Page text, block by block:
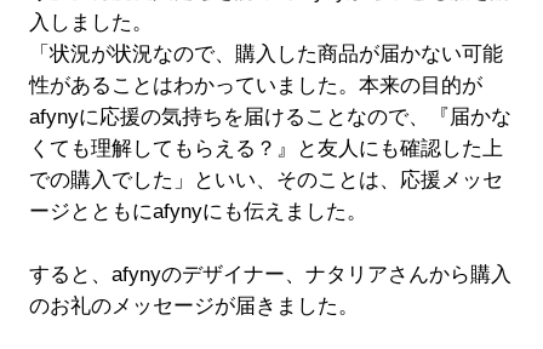
入しました。
「状況が状況なので、購入した商品が届かない可能
性があることはわかっていました。本来の目的が
afynyに応援の気持ちを届けることなので、『届かな
くても理解してもらえる？』と友人にも確認した上
での購入でした」といい、そのことは、応援メッセ
ージとともにafynyにも伝えました。
すると、afynyのデザイナー、ナタリアさんから購入
のお礼のメッセージが届きました。